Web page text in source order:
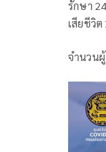
รักษา
เสียชีวิ
จำนวน